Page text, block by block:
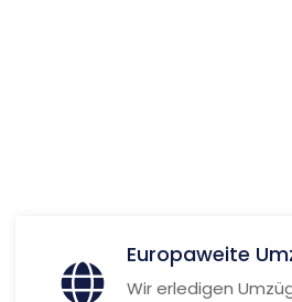
Europaweite
Wir erledigen